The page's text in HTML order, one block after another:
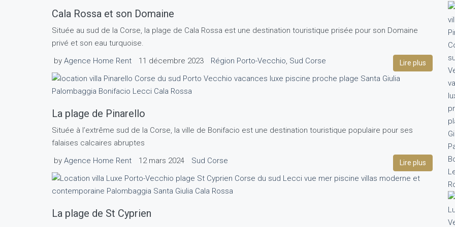
Cala Rossa et son Domaine
Située au sud de la Corse, la plage de Cala Rossa est une destination touristique prisée pour son Domaine
privé et son eau turquoise.
by Agence Home Rent 11 décembre 2023 Région Porto-Vecchio Sud Corse Lire plus
La plage de Pinarello
Située à l’extrême sud de la Corse, la ville de Bonifacio est une destination touristique populaire pour ses
falaises calcaires abruptes
by Agence Home Rent 12 mars 2024 Sud Corse Lire plus
La plage de St Cyprien